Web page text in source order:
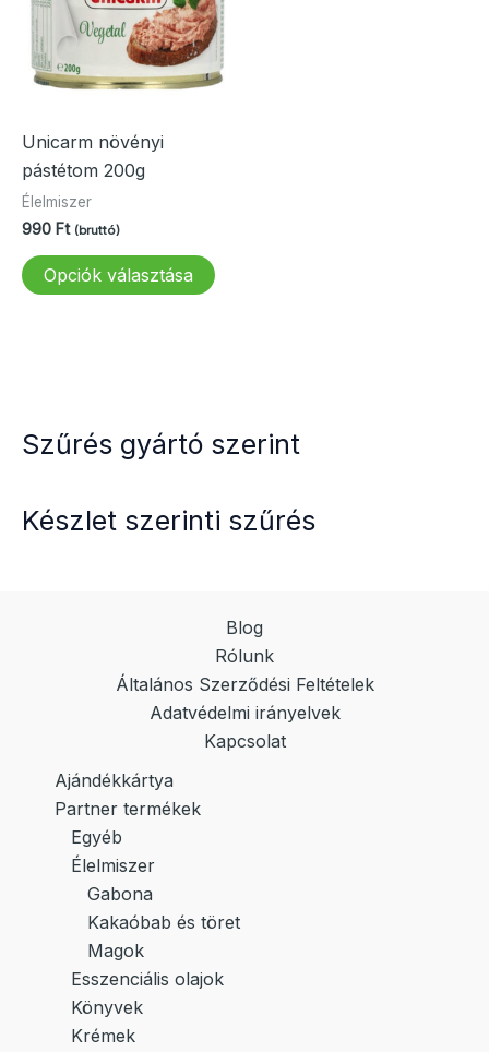
Unicarm növényi
pástétom 200g
Élelmiszer
990 Ft (bruttó)
Opciók választása
változatok
termékoldalon
Szűrés gyártó szerint
Készlet szerinti szűrés
Blog
Rólunk
Általános Szerződési Feltételek
Adatvédelmi irányelvek
Kapcsolat
Ajándékkártya
Partner termékek
Egyéb
Élelmiszer
Gabona
Kakaóbab és töret
Magok
Esszenciális olajok
Könyvek
Krémek